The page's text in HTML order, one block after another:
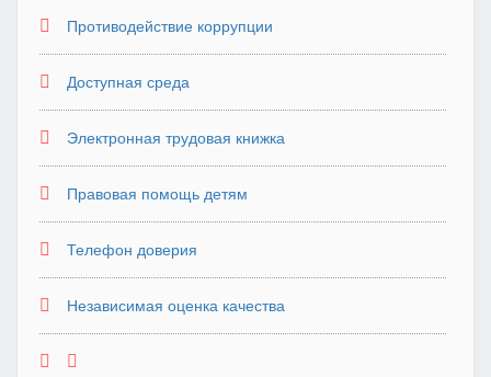
Противодействие коррупции
Доступная среда
Электронная трудовая книжка
Правовая помощь детям
Телефон доверия
Независимая оценка качества